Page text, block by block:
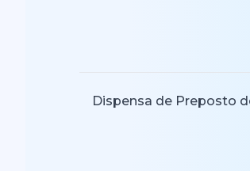
Dispensa de Preposto